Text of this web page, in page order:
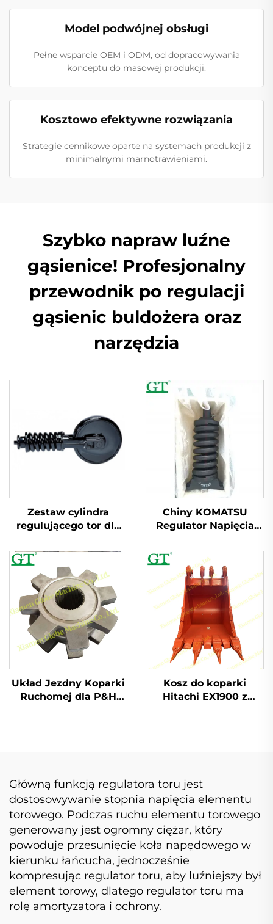
Model podwójnej obsługi
Pełne wsparcie OEM i ODM, od dopracowywania
konceptu do masowej produkcji.
Kosztowo efektywne rozwiązania
Strategie cennikowe oparte na systemach produkcji z
minimalnymi marnotrawieniami.
Szybko napraw luźne
gąsienice! Profesjonalny
przewodnik po regulacji
gąsienic buldożera oraz
narzędzia
Zestaw cylindra
regulującego tor dla
EC240 EC360 EC460
Chiny KOMATSU
Regulator Napięcia
D20PC60-7/PC70-7
Układ Jezdny Koparki
Ruchomej dla P&H
Kosz do koparki
Hitachi EX1900 z
Główną funkcją regulatora toru jest
dostosowywanie stopnia napięcia elementu
torowego. Podczas ruchu elementu torowego
generowany jest ogromny ciężar, który
powoduje przesunięcie koła napędowego w
kierunku łańcucha, jednocześnie
kompresując regulator toru, aby luźniejszy był
element torowy, dlatego regulator toru ma
rolę amortyzatora i ochrony.